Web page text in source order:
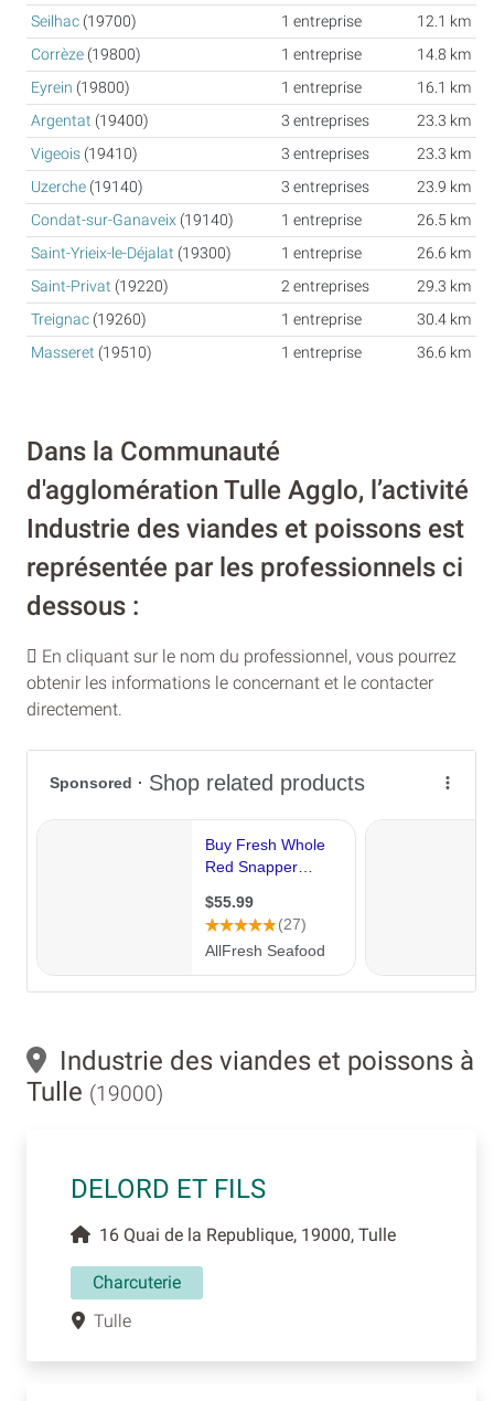
Seilhac (19700) 1 entreprise
12.1 km
Corrèze (19800) 1 entreprise
14.8 km
Eyrein (19800) 1 entreprise
16.1 km
Argentat (19400) 3 entreprises
23.3 km
Vigeois (19410) 3 entreprises
23.3 km
Uzerche (19140) 3 entreprises
23.9 km
Condat-sur-Ganaveix (19140) 1 entreprise
26.5 km
Saint-Yrieix-le-Déjalat (19300) 1 entreprise
26.6 km
Saint-Privat (19220) 2 entreprises
29.3 km
Treignac (19260) 1 entreprise
30.4 km
Masseret (19510) 1 entreprise 36.6 km
Dans la Communauté
d'agglomération Tulle Agglo, l’activité
Industrie des viandes et poissons est
représentée par les professionnels ci
dessous :
En cliquant sur le nom du professionnel, vous pourrez
obtenir les informations le concernant et le contacter
directement.
Industrie des viandes et poissons à
Tulle (19000)
DELORD ET FILS
16 Quai de la Republique, 19000, Tulle
Charcuterie
Tulle